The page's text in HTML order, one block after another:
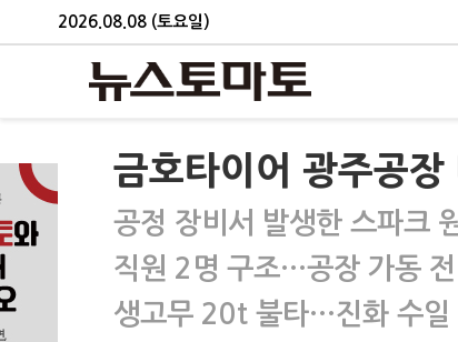
2026.08.08 (토요일)
금호타이어 광주공
공정 장비서 발생한 스파크
직원 2명 구조…공장 가동
생고무 20t 불타…진화 수일